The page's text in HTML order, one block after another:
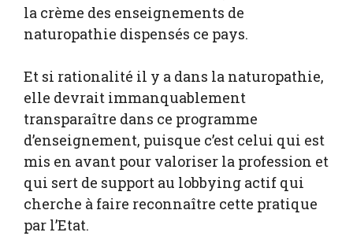
la crème des enseignements de
naturopathie dispensés ce pays.
Et si rationalité il y a dans la naturopathie,
elle devrait immanquablement
transparaître dans ce programme
d’enseignement, puisque c’est celui qui est
mis en avant pour valoriser la profession et
qui sert de support au lobbying actif qui
cherche à faire reconnaître cette pratique
par l’Etat.